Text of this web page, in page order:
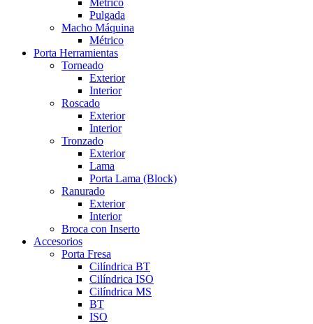
Pulgada
Macho Máquina
Métrico
Porta Herramientas
Torneado
Exterior
Interior
Roscado
Exterior
Interior
Tronzado
Exterior
Lama
Porta Lama (Block)
Ranurado
Exterior
Interior
Broca con Inserto
Accesorios
Porta Fresa
Cilíndrica BT
Cilíndrica ISO
Cilíndrica MS
BT
ISO